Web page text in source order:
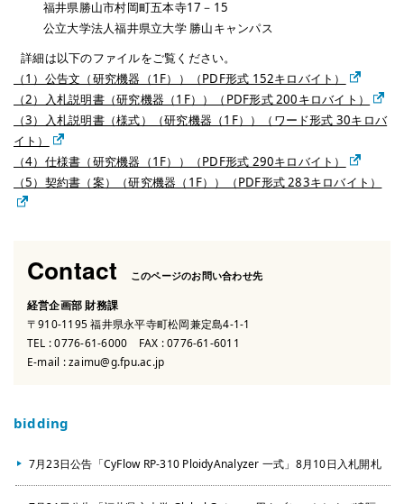
福井県勝山市村岡町五本寺17－15
公立大学法人福井県立大学 勝山キャンパス
1詳細は以下のファイルをご覧ください。
（1）公告文（研究機器（1F））（PDF形式 152キロバイト）
（2）入札説明書（研究機器（1F））（PDF形式 200キロバイト）
（3）入札説明書（様式）（研究機器（1F））（ワード形式 30キロバ
イト）
（4）仕様書（研究機器（1F））（PDF形式 290キロバイト）
（5）契約書（案）（研究機器（1F））（PDF形式 283キロバイト）
Contact このページのお問い合わせ先
経営企画部 財務課
〒910-1195 福井県永平寺町松岡兼定島4-1-1
TEL :0776-61-6000 FAX : 0776-61-6011
E-mail :zaimu@g.fpu.ac.jp
bidding
7月23日公告「CyFlow RP-310 PloidyAnalyzer 一式」8月10日入札開札